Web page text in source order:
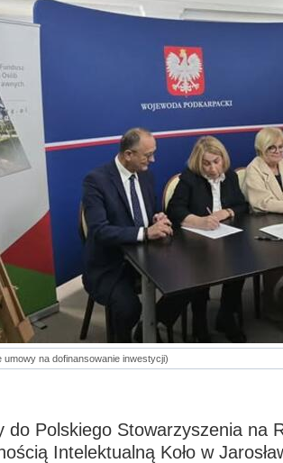
umowy na dofinansowanie inwestycji)
do Polskiego Stowarzyszenia na
Intelektualną Koło w